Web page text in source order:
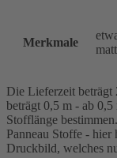
Merkmale
matt
Die Lieferzeit beträgt
beträgt 0,5 m - ab
Stofflänge
Panneau Stoffe - hier
Druckbild, welches